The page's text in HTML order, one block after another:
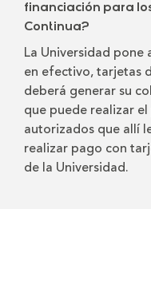
financiación para
Continua?
La Universidad
en efectivo, tarjetas
deberá generar su
que puede realizar
autorizados que allí
realizar pago con
de la Universidad.